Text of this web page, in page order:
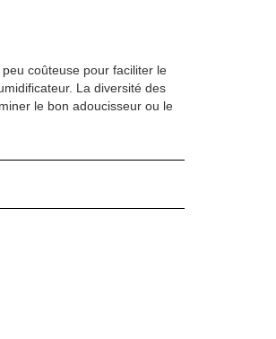
coûteuse pour faciliter le
La diversité des
le bon adoucisseur ou le